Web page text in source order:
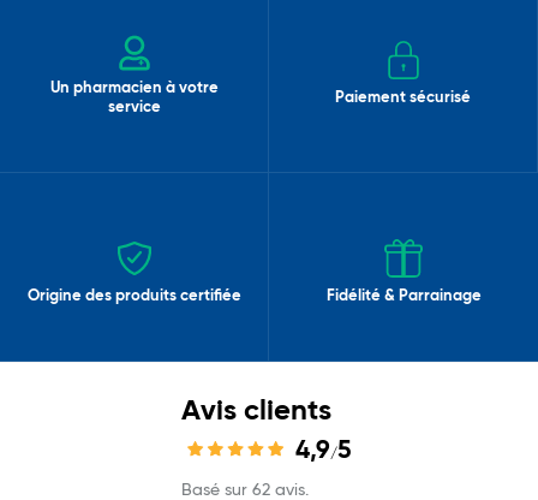
Un pharmacien à votre
service
Paiement sécurisé
Origine des produits certifiée Fidélité & Parrainage
Avis clients
4,9/5
Basé sur 62 avis.